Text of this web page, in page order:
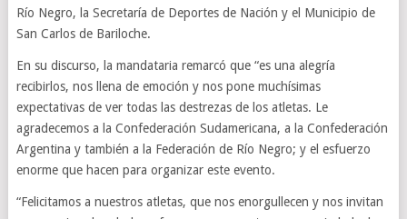
Río Negro, la Secretaría de Deportes de Nación y el Municipio de
San Carlos de Bariloche.
En su discurso, la mandataria remarcó que “es una alegría
recibirlos, nos llena de emoción y nos pone muchísimas
expectativas de ver todas las destrezas de los atletas. Le
agradecemos a la Confederación Sudamericana, a la Confederación
Argentina y también a la Federación de Río Negro; y el esfuerzo
enorme que hacen para organizar este evento.
“Felicitamos a nuestros atletas, que nos enorgullecen y nos invitan